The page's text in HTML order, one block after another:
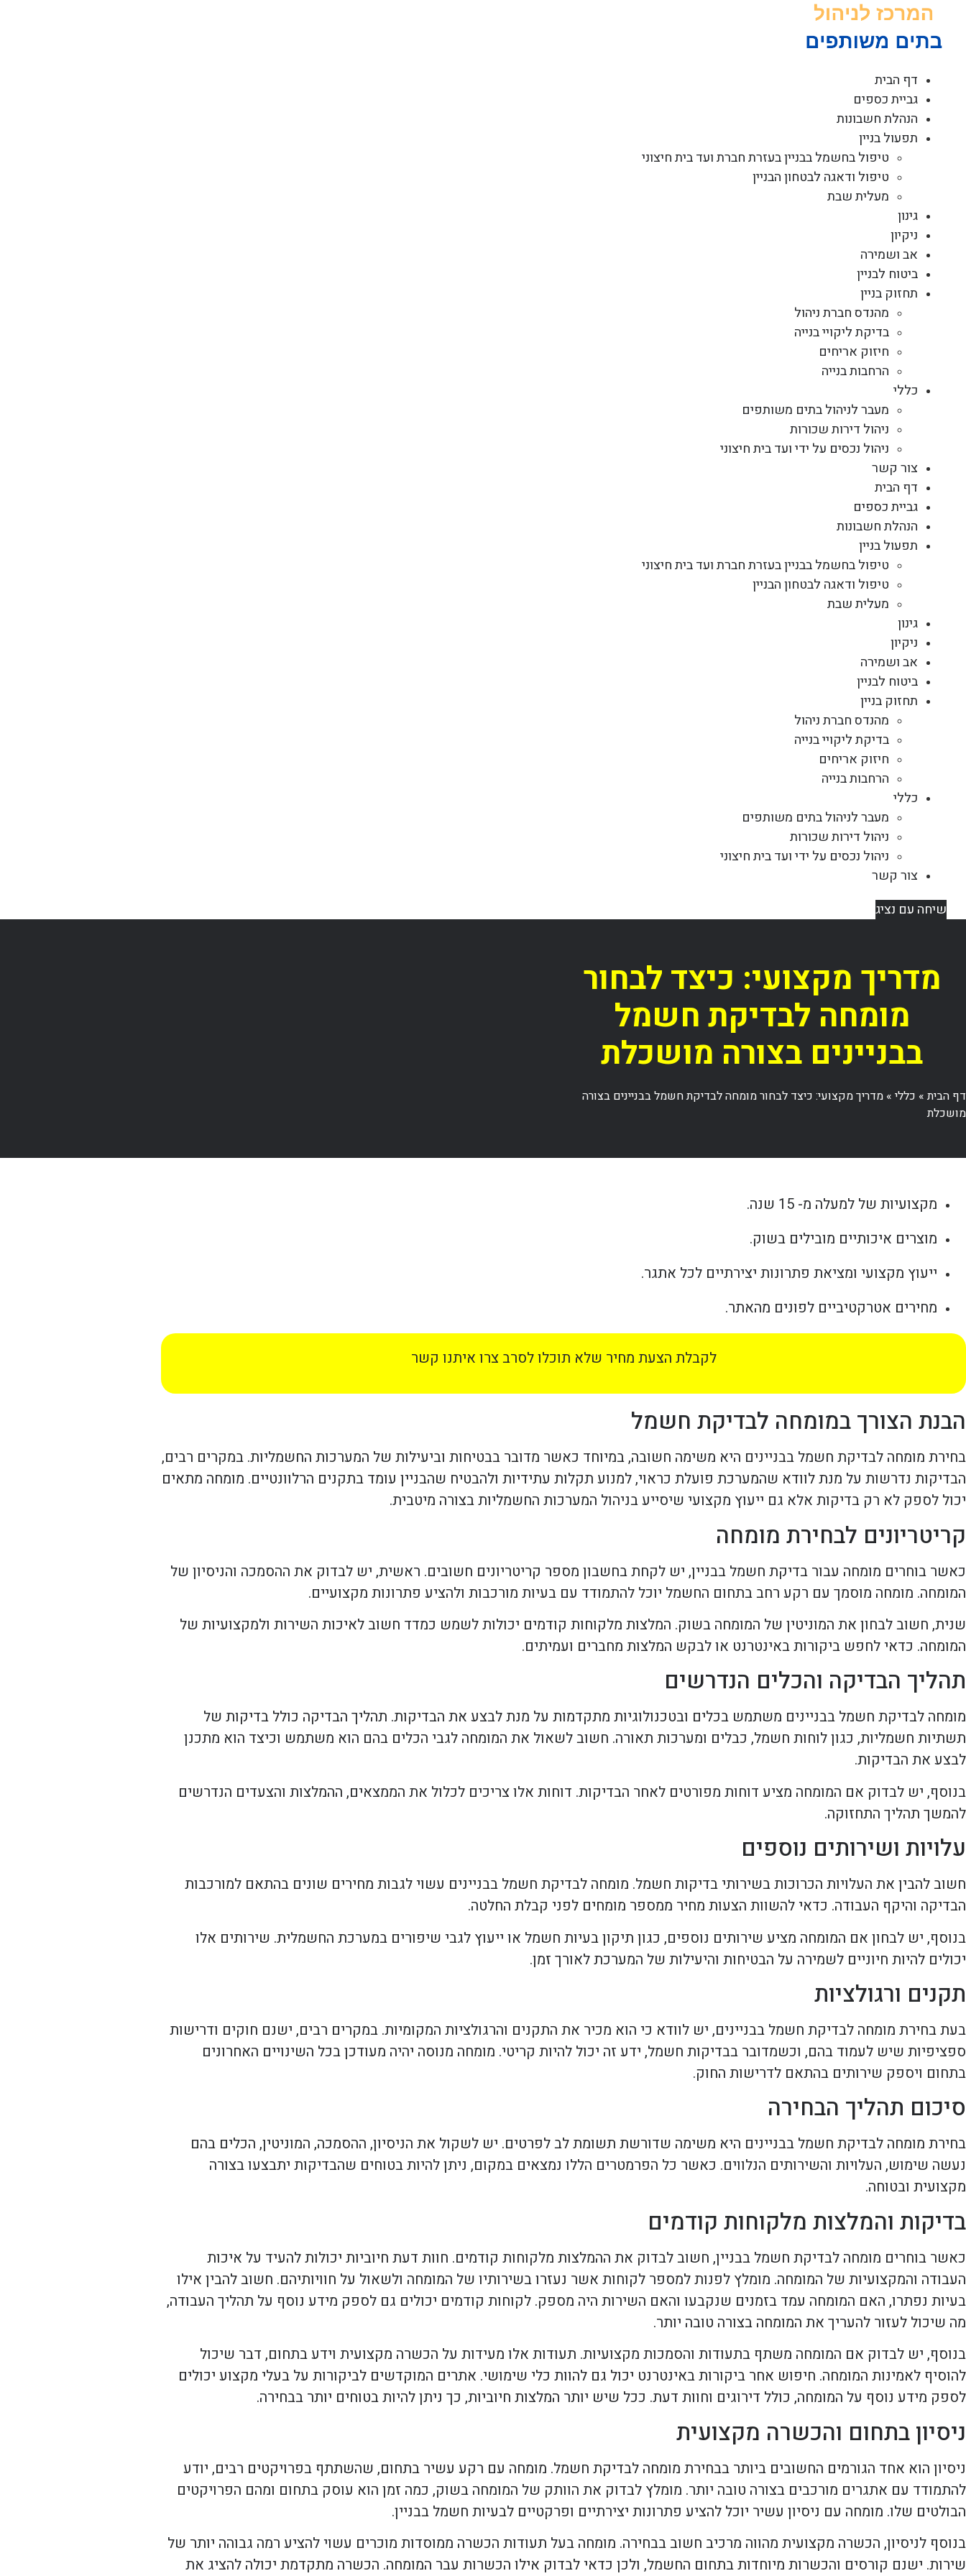
דף הבית
גביית כספים
הנהלת חשבונות
תפעול בניין
טיפול בחשמל בבניין בעזרת חברת ועד בית חיצוני
טיפול ודאגה לבטחון הבניין
מעלית שבת
גינון
ניקיון
אב ושמירה
ביטוח לבניין
תחזוק בניין
מהנדס חברת ניהול
בדיקת ליקויי בנייה
חיזוק אריחים
הרחבות בנייה
כללי
מעבר לניהול בתים משותפים
ניהול דירות שכורות
ניהול נכסים על ידי ועד בית חיצוני
צור קשר
דף הבית
גביית כספים
הנהלת חשבונות
תפעול בניין
טיפול בחשמל בבניין בעזרת חברת ועד בית חיצוני
טיפול ודאגה לבטחון הבניין
מעלית שבת
גינון
ניקיון
אב ושמירה
ביטוח לבניין
תחזוק בניין
מהנדס חברת ניהול
בדיקת ליקויי בנייה
חיזוק אריחים
הרחבות בנייה
כללי
מעבר לניהול בתים משותפים
ניהול דירות שכורות
ניהול נכסים על ידי ועד בית חיצוני
צור קשר
שיחה עם נציג
מדריך מקצועי: כיצד לבחור
מומחה לבדיקת חשמל
בבניינים בצורה מושכלת
דף הבית» כללי » מדריך מקצועי: כיצד לבחור מומחה לבדיקת חשמל בבניינים בצורה
מושכלת
מקצועיות של למעלה מ- 15 שנה.
מוצרים איכותיים מובילים בשוק.
ייעוץ מקצועי ומציאת פתרונות יצירתיים לכל אתגר.
מחירים אטרקטיביים לפונים מהאתר.
לקבלת הצעת מחיר שלא תוכלו לסרב צרו איתנו קשר
הבנת הצורך במומחה לבדיקת חשמל
בחירת מומחה לבדיקת חשמל בבניינים היא משימה חשובה, במיוחד כאשר מדובר בבטיחות וביעילות של המערכות החשמליות. במקרים רבים,
הבדיקות נדרשות על מנת לוודא שהמערכת פועלת כראוי, למנוע תקלות עתידיות ולהבטיח שהבניין עומד בתקנים הרלוונטיים. מומחה מתאים
יכול לספק לא רק בדיקות אלא גם ייעוץ מקצועי שיסייע בניהול המערכות החשמליות בצורה מיטבית.
קריטריונים לבחירת מומחה
כאשר בוחרים מומחה עבור בדיקת חשמל בבניין, יש לקחת בחשבון מספר קריטריונים חשובים. ראשית, יש לבדוק את ההסמכה והניסיון של
המומחה. מומחה מוסמך עם רקע רחב בתחום החשמל יוכל להתמודד עם בעיות מורכבות ולהציע פתרונות מקצועיים.
שנית, חשוב לבחון את המוניטין של המומחה בשוק. המלצות מלקוחות קודמים יכולות לשמש כמדד חשוב לאיכות השירות ולמקצועיות של
המומחה. כדאי לחפש ביקורות באינטרנט או לבקש המלצות מחברים ועמיתים.
תהליך הבדיקה והכלים הנדרשים
מומחה לבדיקת חשמל בבניינים משתמש בכלים ובטכנולוגיות מתקדמות על מנת לבצע את הבדיקות. תהליך הבדיקה כולל בדיקות של
תשתיות חשמליות, כגון לוחות חשמל, כבלים ומערכות תאורה. חשוב לשאול את המומחה לגבי הכלים בהם הוא משתמש וכיצד הוא מתכנן
לבצע את הבדיקות.
בנוסף, יש לבדוק אם המומחה מציע דוחות מפורטים לאחר הבדיקות. דוחות אלו צריכים לכלול את הממצאים, ההמלצות והצעדים הנדרשים
להמשך תהליך התחזוקה.
עלויות ושירותים נוספים
חשוב להבין את העלויות הכרוכות בשירותי בדיקות חשמל. מומחה לבדיקת חשמל בבניינים עשוי לגבות מחירים שונים בהתאם למורכבות
הבדיקה והיקף העבודה. כדאי להשוות הצעות מחיר ממספר מומחים לפני קבלת החלטה.
בנוסף, יש לבחון אם המומחה מציע שירותים נוספים, כגון תיקון בעיות חשמל או ייעוץ לגבי שיפורים במערכת החשמלית. שירותים אלו
יכולים להיות חיוניים לשמירה על הבטיחות והיעילות של המערכת לאורך זמן.
תקנים ורגולציות
בעת בחירת מומחה לבדיקת חשמל בבניינים, יש לוודא כי הוא מכיר את התקנים והרגולציות המקומיות. במקרים רבים, ישנם חוקים ודרישות
ספציפיות שיש לעמוד בהם, וכשמדובר בבדיקות חשמל, ידע זה יכול להיות קריטי. מומחה מנוסה יהיה מעודכן בכל השינויים האחרונים
בתחום ויספק שירותים בהתאם לדרישות החוק.
סיכום תהליך הבחירה
בחירת מומחה לבדיקת חשמל בבניינים היא משימה שדורשת תשומת לב לפרטים. יש לשקול את הניסיון, ההסמכה, המוניטין, הכלים בהם
נעשה שימוש, העלויות והשירותים הנלווים. כאשר כל הפרמטרים הללו נמצאים במקום, ניתן להיות בטוחים שהבדיקות יתבצעו בצורה
מקצועית ובטוחה.
בדיקות והמלצות מלקוחות קודמים
כאשר בוחרים מומחה לבדיקת חשמל בבניין, חשוב לבדוק את ההמלצות מלקוחות קודמים. חוות דעת חיוביות יכולות להעיד על איכות
העבודה והמקצועיות של המומחה. מומלץ לפנות למספר לקוחות אשר נעזרו בשירותיו של המומחה ולשאול על חוויותיהם. חשוב להבין אילו
בעיות נפתרו, האם המומחה עמד בזמנים שנקבעו והאם השירות היה מספק. לקוחות קודמים יכולים גם לספק מידע נוסף על תהליך העבודה,
מה שיכול לעזור להעריך את המומחה בצורה טובה יותר.
בנוסף, יש לבדוק אם המומחה משתף בתעודות והסמכות מקצועיות. תעודות אלו מעידות על הכשרה מקצועית וידע בתחום, דבר שיכול
להוסיף לאמינות המומחה. חיפוש אחר ביקורות באינטרנט יכול גם להוות כלי שימושי. אתרים המוקדשים לביקורות על בעלי מקצוע יכולים
לספק מידע נוסף על המומחה, כולל דירוגים וחוות דעת. ככל שיש יותר המלצות חיוביות, כך ניתן להיות בטוחים יותר בבחירה.
ניסיון בתחום והכשרה מקצועית
ניסיון הוא אחד הגורמים החשובים ביותר בבחירת מומחה לבדיקת חשמל. מומחה עם רקע עשיר בתחום, שהשתתף בפרויקטים רבים, יודע
להתמודד עם אתגרים מורכבים בצורה טובה יותר. מומלץ לבדוק את הוותק של המומחה בשוק, כמה זמן הוא עוסק בתחום ומהם הפרויקטים
הבולטים שלו. מומחה עם ניסיון עשיר יוכל להציע פתרונות יצירתיים ופרקטיים לבעיות חשמל בבניין.
בנוסף לניסיון, הכשרה מקצועית מהווה מרכיב חשוב בבחירה. מומחה בעל תעודות הכשרה ממוסדות מוכרים עשוי להציע רמה גבוהה יותר של
שירות. ישנם קורסים והכשרות מיוחדות בתחום החשמל, ולכן כדאי לבדוק אילו הכשרות עבר המומחה. הכשרה מתקדמת יכולה להציג את